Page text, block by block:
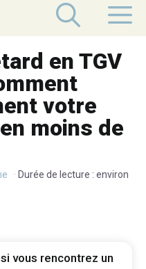
en TGV
votre
moins de
· Durée de lecture : environ
vous rencontrez un